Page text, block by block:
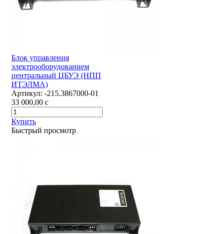
Блок управления
электрооборудованием
центральный ЦБУЭ (НПП
ИТЭЛМА)
Артикул: -215.3867000-01
33 000,00 c
Купить
Быстрый просмотр